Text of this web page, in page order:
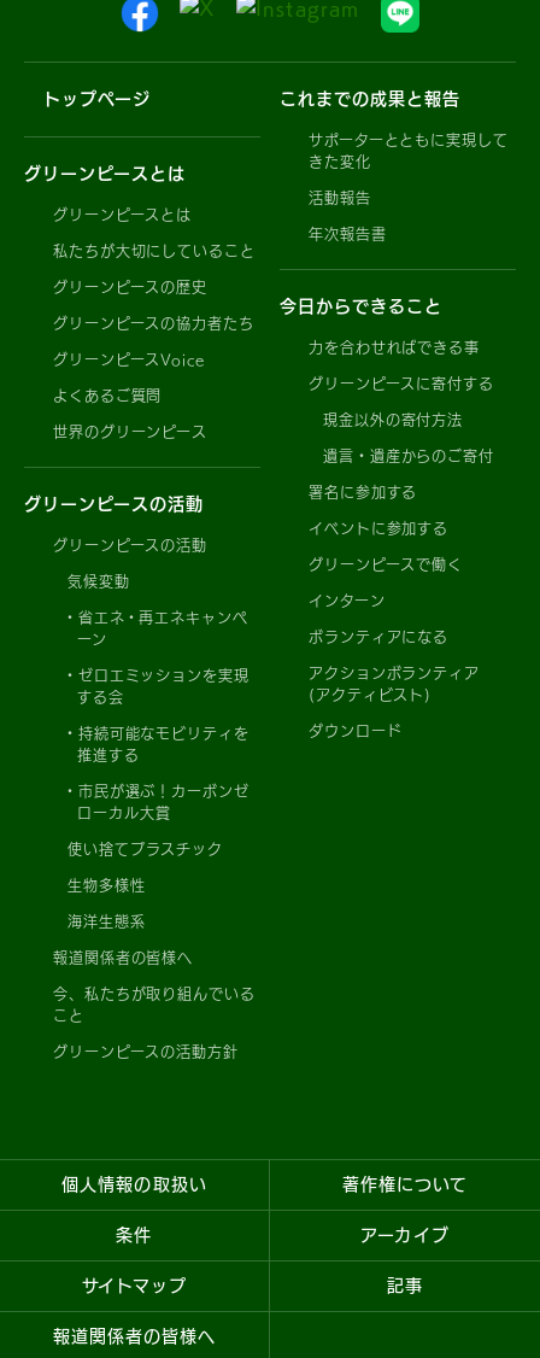
トップページ
グリーンピースとは
グリーンピースとは
私たちが大切にしていること
グリーンピースの歴史
グリーンピースの協力者たち
グリーンピースVoice
よくあるご質問
世界のグリーンピース
グリーンピースの活動
グリーンピースの活動
気候変動
省エネ・再エネキャンペ
ーン
ゼロエミッションを実現
する会
持続可能なモビリティを
推進する
市民が選ぶ！カーボンゼ
ローカル大賞
使い捨てプラスチック
生物多様性
海洋生態系
報道関係者の皆様へ
今、私たちが取り組んでいる
こと
グリーンピースの活動方針
これまでの成果と報告
サポーターとともに実現して
きた変化
活動報告
年次報告書
今日からできること
力を合わせればできる事
グリーンピースに寄付する
現金以外の寄付方法
遺言・遺産からのご寄付
署名に参加する
イベントに参加する
グリーンピースで働く
インターン
ボランティアになる
アクションボランティア
(アクティビスト)
ダウンロード
個人情報の取扱い 著作権について
条件 アーカイブ
サイトマップ 記事
報道関係者の皆様へ